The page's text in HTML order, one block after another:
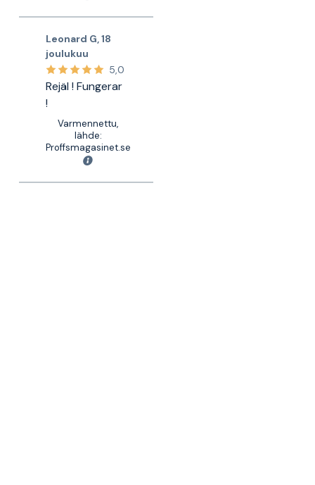
Leonard G,18
joulukuu
5,0
Rejäl ! Fungerar
!
Varmennettu,
lähde:
Proffsmagasinet.se